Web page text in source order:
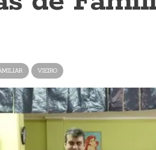
VIEIRO